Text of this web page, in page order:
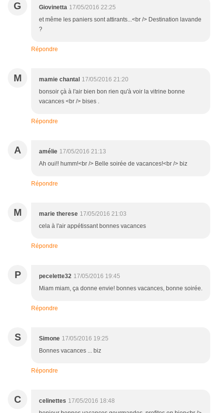
G Giovinetta 17/05/2016 22:25
et même les paniers sont attirants...<br /> Destination lavande
?
Répondre
M mamie chantal 17/05/2016 21:20
bonsoir çà à l'air bien bon rien qu'à voir la vitrine bonne
vacances <br /> bises .
Répondre
A amélie 17/05/2016 21:13
Ah oui!! humm!<br /> Belle soirée de vacances!<br /> biz
Répondre
M marie therese 17/05/2016 21:03
cela à l'air appétissant bonnes vacances
Répondre
P pecelette32 17/05/2016 19:45
Miam miam, ça donne envie! bonnes vacances, bonne soirée.
Répondre
S Simone 17/05/2016 19:25
Bonnes vacances ... biz
Répondre
C celinettes 17/05/2016 18:48